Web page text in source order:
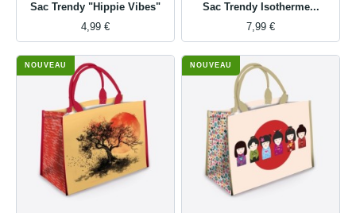
Sac Trendy "Hippie Vibes"
4,99 €
Sac Trendy Isotherme...
7,99 €
NOUVEAU NOUVEAU